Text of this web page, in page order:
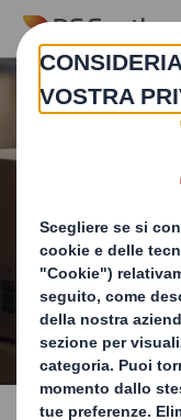
Skip to main content